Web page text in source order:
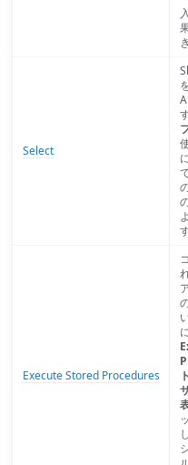
Select
Execute Stored Procedures
ト